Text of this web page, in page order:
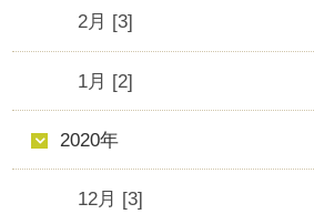
2月 [3]
1月 [2]
2020年
12月 [3]